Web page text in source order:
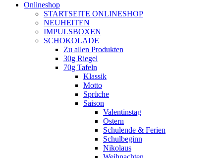
Onlineshop
STARTSEITE ONLINESHOP
NEUHEITEN
IMPULSBOXEN
SCHOKOLADE
Zu allen Produkten
30g Riegel
70g Tafeln
Klassik
Motto
Sprüche
Saison
Valentinstag
Ostern
Schulende & Ferien
Schulbeginn
Nikolaus